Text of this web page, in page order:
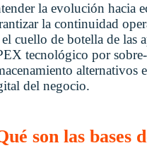
la evolución hacia
la continuidad
cuello de botella de las
tecnológico por
alternativos
del negocio.
son las bases